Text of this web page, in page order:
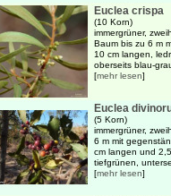
Euclea crispa
(10 Korn)
immergrüner,
Baum bis zu 6 m
10 cm langen,
oberseits blau-
[mehr lesen]
Euclea
(5 Korn)
immergrüner,
6 m mit
cm langen und
tiefgrünen,
[mehr lesen]